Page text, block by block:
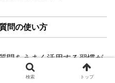
問の使い方
問をうまく活用する習慣が
識してみましょう。
検索 トップ